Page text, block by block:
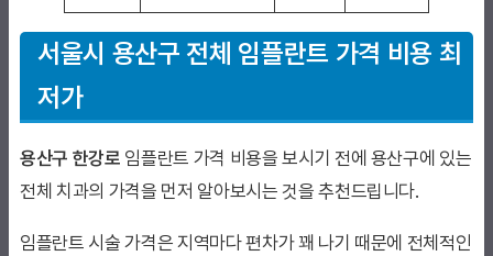
서울시 용산구 전체 임플란트 가격 비용 최
저가
용산구 한강로 임플란트 가격 비용을 보시기 전에 용산구에 있는
전체 치과의 가격을 먼저 알아보시는 것을 추천드립니다.
임플란트 시술 가격은 지역마다 편차가 꽤 나기 때문에 전체적인